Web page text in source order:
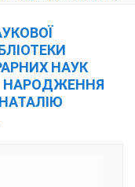
НАУК
НАРОДЖЕННЯ